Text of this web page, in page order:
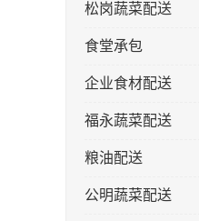
松岗蔬菜配送
食堂承包
企业食材配送
福永蔬菜配送
粮油配送
公明蔬菜配送